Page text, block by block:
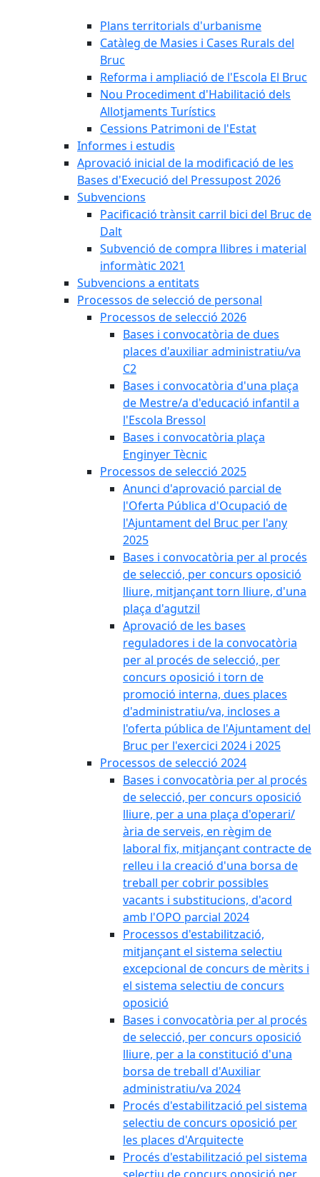
Plans territorials d'urbanisme
Catàleg de Masies i Cases Rurals del
Bruc
Reforma i ampliació de l'Escola El Bruc
Nou Procediment d'Habilitació dels
Allotjaments Turístics
Cessions Patrimoni de l'Estat
Informes i estudis
Aprovació inicial de la modificació de les
Bases d'Execució del Pressupost 2026
Subvencions
Pacificació trànsit carril bici del Bruc de
Dalt
Subvenció de compra llibres i material
informàtic 2021
Subvencions a entitats
Processos de selecció de personal
Processos de selecció 2026
Bases i convocatòria de dues
places d'auxiliar administratiu/va
C2
Bases i convocatòria d'una plaça
de Mestre/a d'educació infantil a
l'Escola Bressol
Bases i convocatòria plaça
Enginyer Tècnic
Processos de selecció 2025
Anunci d'aprovació parcial de
l'Oferta Pública d'Ocupació de
l'Ajuntament del Bruc per l'any
2025
Bases i convocatòria per al procés
de selecció, per concurs oposició
lliure, mitjançant torn lliure, d'una
plaça d'agutzil
Aprovació de les bases
reguladores i de la convocatòria
per al procés de selecció, per
concurs oposició i torn de
promoció interna, dues places
d'administratiu/va, incloses a
l'oferta pública de l'Ajuntament del
Bruc per l'exercici 2024 i 2025
Processos de selecció 2024
Bases i convocatòria per al procés
de selecció, per concurs oposició
lliure, per a una plaça d'operari/
ària de serveis, en règim de
laboral fix, mitjançant contracte de
relleu i la creació d'una borsa de
treball per cobrir possibles
vacants i substitucions, d'acord
amb l'OPO parcial 2024
Processos d'estabilització,
mitjançant el sistema selectiu
excepcional de concurs de mèrits i
el sistema selectiu de concurs
oposició
Bases i convocatòria per al procés
de selecció, per concurs oposició
lliure, per a la constitució d'una
borsa de treball d'Auxiliar
administratiu/va 2024
Procés d'estabilització pel sistema
selectiu de concurs oposició per
les places d'Arquitecte
Procés d'estabilització pel sistema